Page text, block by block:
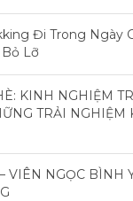
Đi Trong Ngày
Lỡ
KINH NGHIỆM
TRẢI NGHIỆM
VIÊN NGỌC BÌNH